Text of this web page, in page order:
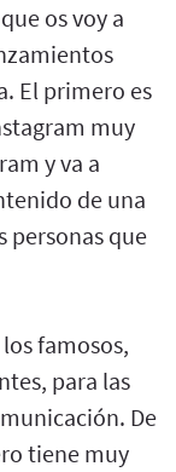
os voy a
El primero es
muy
y va a
de una
personas que
famosos,
para las
De
tiene muy